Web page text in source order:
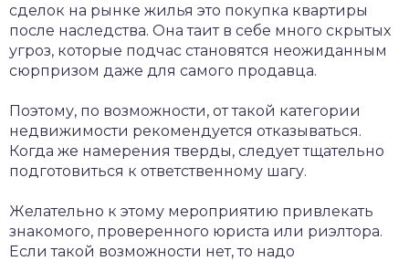
сделок на рынке жилья это покупка квартиры
после наследства. Она таит в себе много скрытых
угроз, которые подчас становятся неожиданным
сюрпризом даже для самого продавца.
Поэтому, по возможности, от такой категории
недвижимости рекомендуется отказываться.
Когда же намерения тверды, следует тщательно
подготовиться к ответственному шагу.
Желательно к этому мероприятию привлекать
знакомого, проверенного юриста или риэлтора.
Если такой возможности нет, то надо